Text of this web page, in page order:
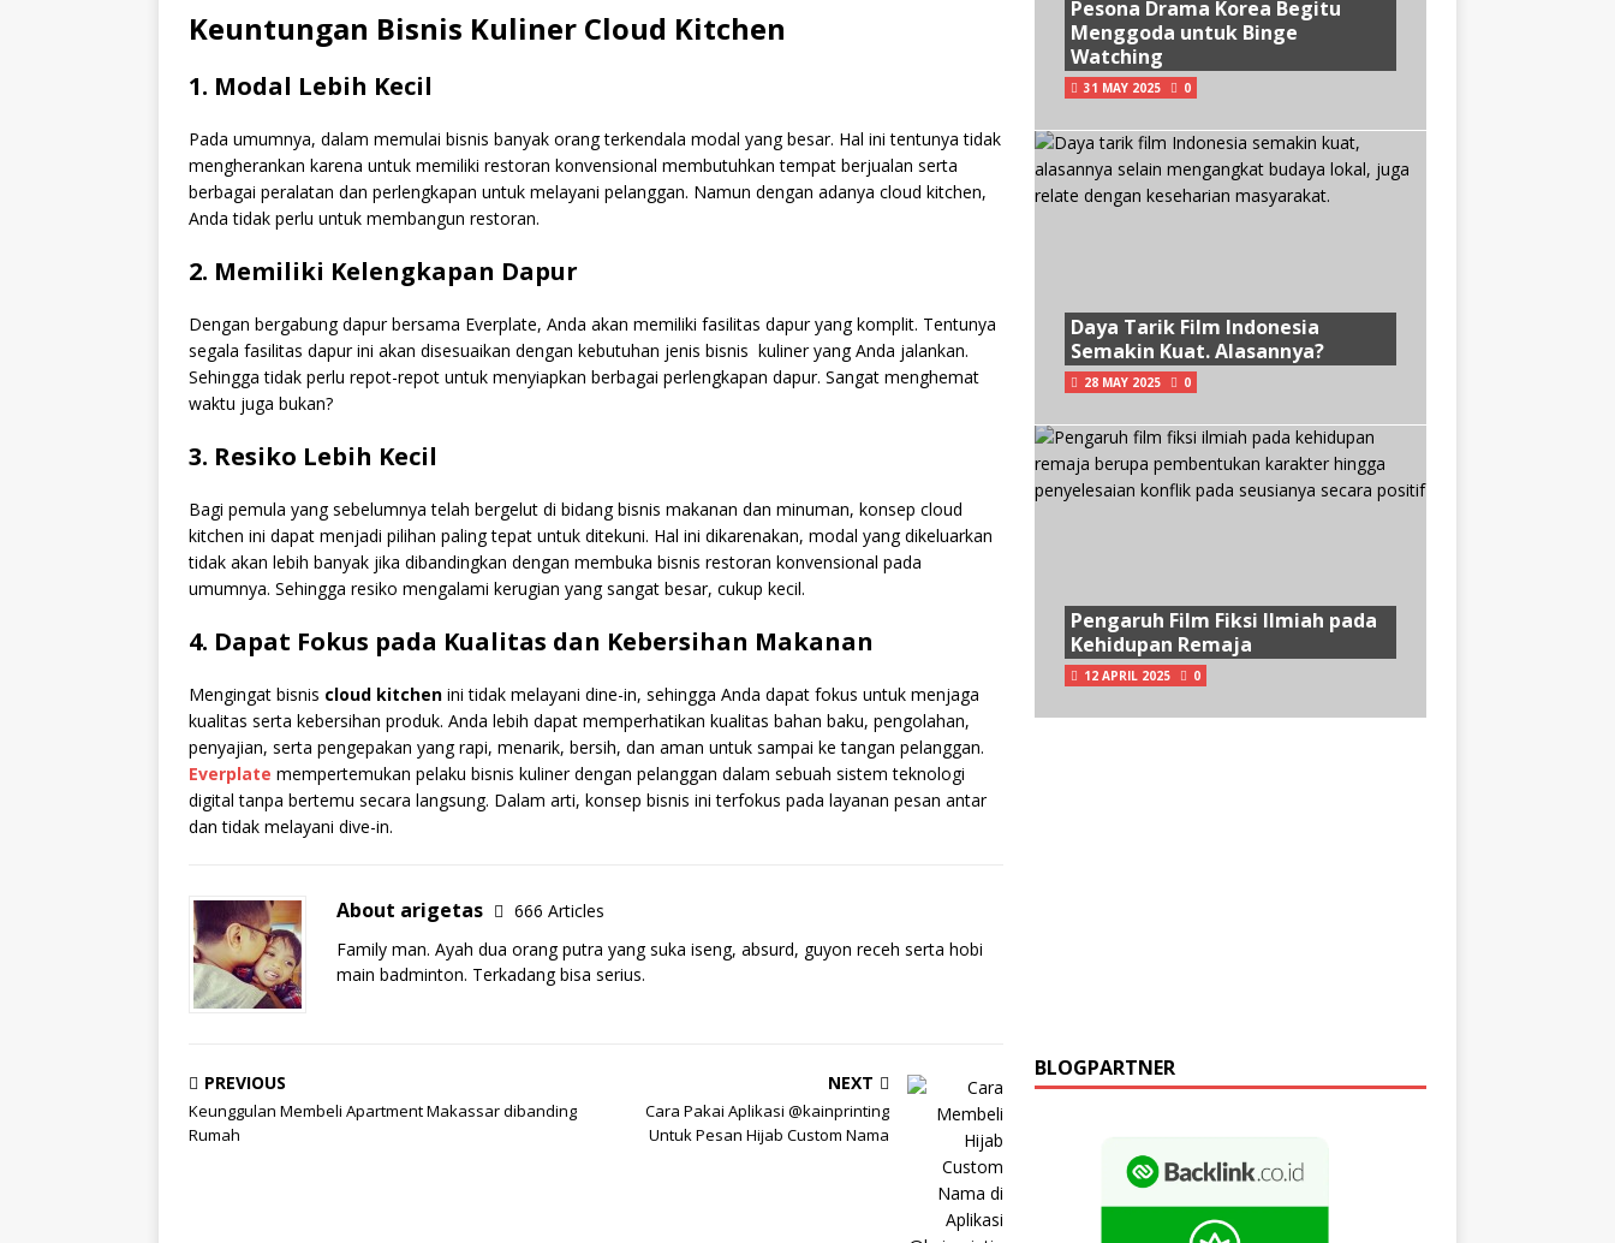
Keuntungan Bisnis Kuliner Cloud Kitchen
1. Modal Lebih Kecil
Pada umumnya, dalam memulai bisnis banyak orang terkendala modal yang besar. Hal ini tentunya tidak
mengherankan karena untuk memiliki restoran konvensional membutuhkan tempat berjualan serta
berbagai peralatan dan perlengkapan untuk melayani pelanggan. Namun dengan adanya cloud kitchen,
Anda tidak perlu untuk membangun restoran.
2. Memiliki Kelengkapan Dapur
Dengan bergabung dapur bersama Everplate, Anda akan memiliki fasilitas dapur yang komplit. Tentunya
segala fasilitas dapur ini akan disesuaikan dengan kebutuhan jenis bisnis kuliner yang Anda jalankan.
Sehingga tidak perlu repot-repot untuk menyiapkan berbagai perlengkapan dapur. Sangat menghemat
waktu juga bukan?
3. Resiko Lebih Kecil
Bagi pemula yang sebelumnya telah bergelut di bidang bisnis makanan dan minuman, konsep cloud
kitchen ini dapat menjadi pilihan paling tepat untuk ditekuni. Hal ini dikarenakan, modal yang dikeluarkan
tidak akan lebih banyak jika dibandingkan dengan membuka bisnis restoran konvensional pada
umumnya. Sehingga resiko mengalami kerugian yang sangat besar, cukup kecil.
4. Dapat Fokus pada Kualitas dan Kebersihan Makanan
Mengingat bisnis cloud kitchen ini tidak melayani dine-in, sehingga Anda dapat fokus untuk menjaga
kualitas serta kebersihan produk. Anda lebih dapat memperhatikan kualitas bahan baku, pengolahan,
penyajian, serta pengepakan yang rapi, menarik, bersih, dan aman untuk sampai ke tangan pelanggan.
Everplate mempertemukan pelaku bisnis kuliner dengan pelanggan dalam sebuah sistem teknologi
digital tanpa bertemu secara langsung. Dalam arti, konsep bisnis ini terfokus pada layanan pesan antar
dan tidak melayani dive-in.
About arigetas
666 Articles
Family man. Ayah dua orang putra yang suka iseng, absurd, guyon receh serta hobi
main badminton. Terkadang bisa serius.
PREVIOUS
Keunggulan Membeli Apartment Makassar dibanding
Rumah
NEXT
Cara Pakai Aplikasi @kainprinting
Untuk Pesan Hijab Custom Nama
Pesona Drama Korea Begitu
Menggoda untuk Binge
Watching
31 MAY 2025 0
Daya Tarik Film Indonesia
Semakin Kuat. Alasannya?
28 MAY 2025 0
Pengaruh Film Fiksi Ilmiah pada
Kehidupan Remaja
12 APRIL 2025 0
BLOGPARTNER